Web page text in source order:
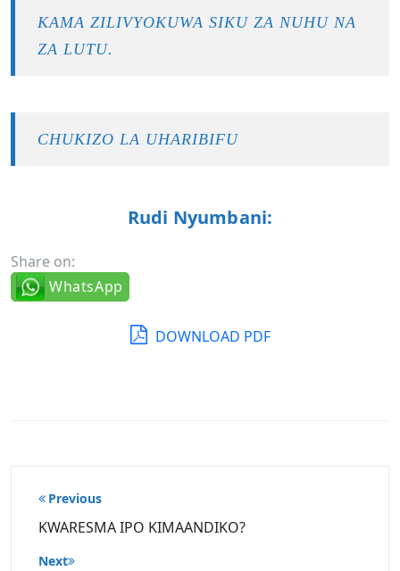
KAMA ZILIVYOKUWA SIKU ZA NUHU NA
ZA LUTU.
CHUKIZO LA UHARIBIFU
Rudi Nyumbani:
Share on:
WhatsApp
DOWNLOAD PDF
Post
navigation
Previous
KWARESMA IPO KIMAANDIKO?
Next